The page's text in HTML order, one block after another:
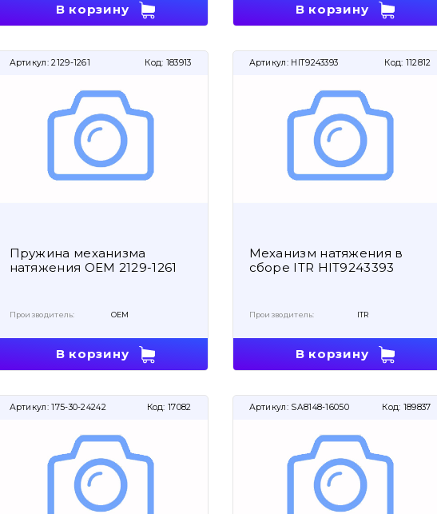
В корзину В корзину
Артикул: 2129-1261 Код: 183913
Пружина механизма
натяжения OEM 2129-1261
Производитель: OEM
В корзину
Артикул: HIT9243393 Код: 112812
Механизм натяжения в
сборе ITR HIT9243393
Производитель: ITR
В корзину
Артикул: 175-30-24242 Код: 17082 Артикул: SA8148-16050 Код: 189837